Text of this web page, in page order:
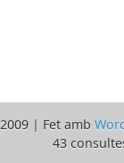
| Fet amb
43